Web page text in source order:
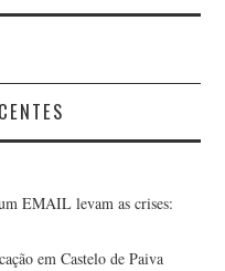
EMAIL levam as crises:
em Castelo de Paiva